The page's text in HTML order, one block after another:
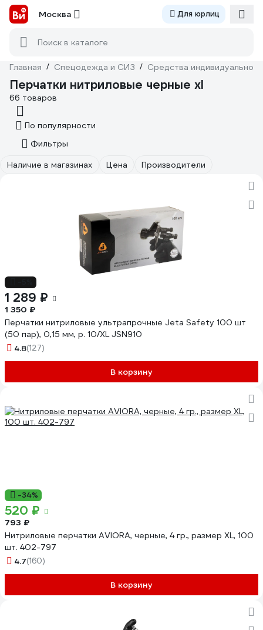
Москва Для юрлиц
Поиск в каталоге
Главная / Спецодежда и СИЗ / Средства индивидуальной
Перчатки нитриловые черные xl
66 товаров
По популярности
Фильтры
Наличие в магазинах
Цена Производители
1 289 ₽
1 350 ₽
Перчатки нитриловые ультрапрочные Jeta Safety 100 шт
(50 пар), 0,15 мм, р. 10/XL JSN910
4.8(127)
В корзину
-34%
520 ₽
793 ₽
Нитриловые перчатки AVIORA, черные, 4 гр., размер XL, 100
шт. 402-797
4.7(160)
В корзину